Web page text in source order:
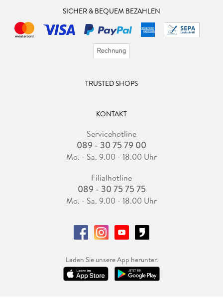
SICHER & BEQUEM BEZAHLEN
TRUSTED SHOPS
KONTAKT
Servicehotline
089 - 30 75 79 00
Mo. - Sa. 9.00 - 18.00 Uhr
Filialhotline
089 - 30 75 75 75
Mo. - Sa. 9.00 - 18.00 Uhr
Laden Sie unsere App herunter.